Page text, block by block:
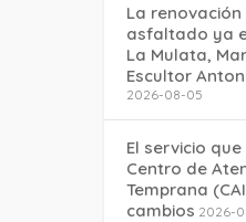
La renovación
asfaltado ya
La Mulata,
Escultor
2026-08-05
El servicio
Centro de
Temprana
cambios 2026-